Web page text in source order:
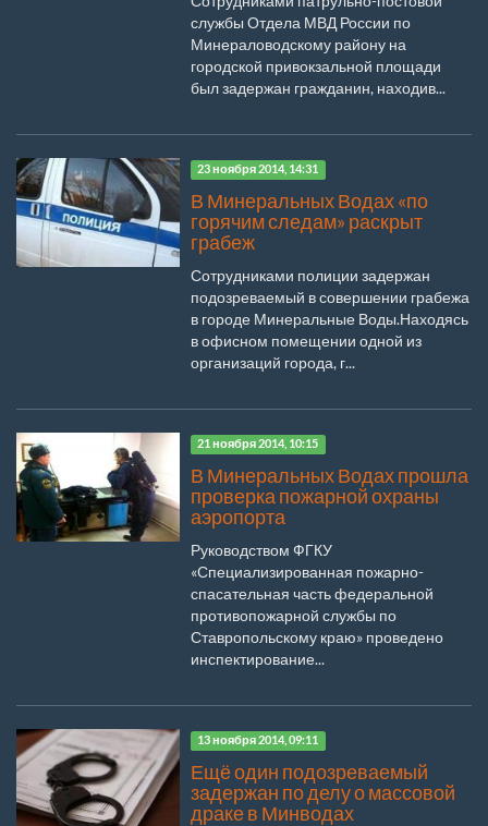
службы Отдела МВД России по
Минераловодскому району на
городской привокзальной площади
был задержан гражданин, находив...
23 ноября 2014, 14:31
В Минеральных Водах «по
горячим следам» раскрыт
грабеж
Сотрудниками полиции задержан
подозреваемый в совершении грабежа
в городе Минеральные Воды.Находясь
в офисном помещении одной из
организаций города, г...
21 ноября 2014, 10:15
В Минеральных Водах прошла
проверка пожарной охраны
аэропорта
Руководством ФГКУ
«Специализированная пожарно-
спасательная часть федеральной
противопожарной службы по
Ставропольскому краю» проведено
инспектирование...
13 ноября 2014, 09:11
Ещё один подозреваемый
задержан по делу о массовой
драке в Минводах